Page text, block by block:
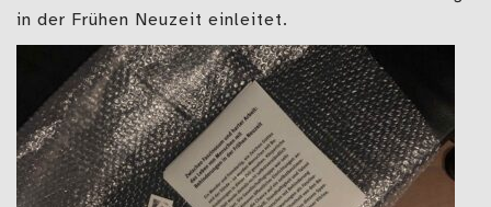
in der Frühen Neuzeit einleitet.